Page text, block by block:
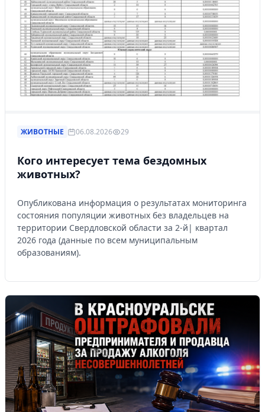
ЖИВОТНЫЕ 06.08.2026 29
Кого интересует тема бездомных
животных?
Опубликована информация о результатах мониторинга
состояния популяции животных без владельцев на
территории Свердловской области за 2-й| квартал
2026 года (данные по всем муниципальным
образованиям).